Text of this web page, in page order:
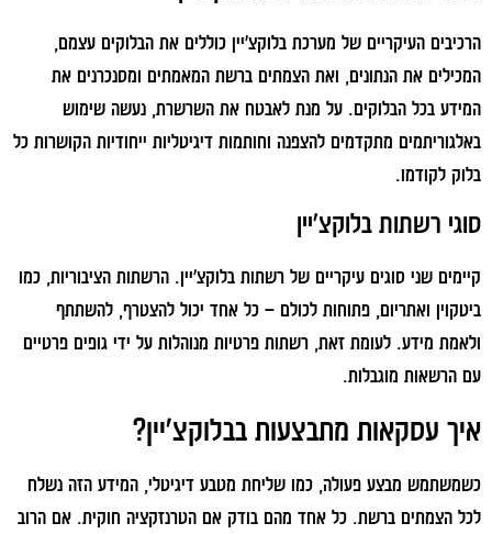
הרכיבים העיקריים של מערכת בלוקצ'יין כוללים את הבלוקים עצמם,
המכילים את הנתונים, ואת הצמתים ברשת המאמתים ומסנכרנים את
המידע בכל הבלוקים. על מנת לאבטח את השרשרת, נעשה שימוש
באלגוריתמים מתקדמים להצפנה וחותמות דיגיטליות ייחודיות הקושרות כל
בלוק לקודמו.
סוגי רשתות בלוקצ'יין
קיימים שני סוגים עיקריים של רשתות בלוקצ'יין. הרשתות הציבוריות, כמו
ביטקוין ואתריום, פתוחות לכולם – כל אחד יכול להצטרף, להשתתף
ולאמת מידע. לעומת זאת, רשתות פרטיות מנוהלות על ידי גופים פרטיים
עם הרשאות מוגבלות.
איך עסקאות מתבצעות בבלוקצ'יין?
כשמשתמש מבצע פעולה, כמו שליחת מטבע דיגיטלי, המידע הזה נשלח
לכל הצמתים ברשת. כל אחד מהם בודק אם הטרנזקציה חוקית. אם הרוב